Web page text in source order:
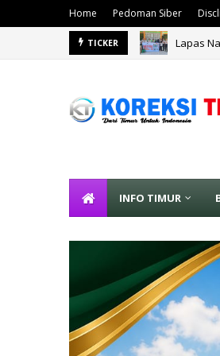
Home Pedoman Siber
TICKER
Lapas
Lindungi
INFO TIMUR